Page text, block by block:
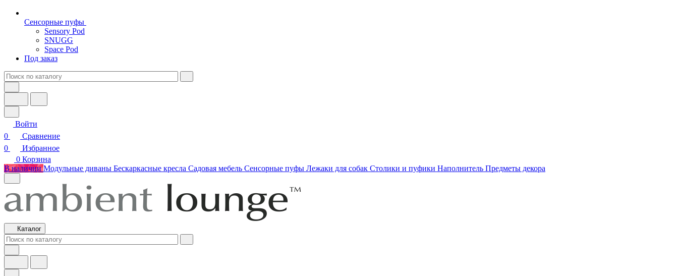
Сенсорные пуфы
Sensory Pod
SNUGG
Space Pod
Под заказ
Войти
0
Сравнение
0
Избранное
0 Корзина
В наличии Модульные диваны Бескаркасные кресла Садовая мебель Сенсорные пуфы Лежаки для собак Столики и пуфики Наполнитель Предметы декора
Каталог